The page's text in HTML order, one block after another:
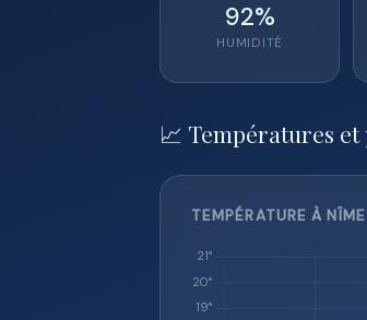
92%
HUMIDITÉ
📈 Températures
TEMPÉRATURE À